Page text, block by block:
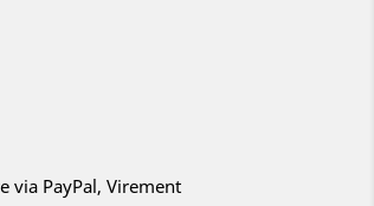
via PayPal, Virement